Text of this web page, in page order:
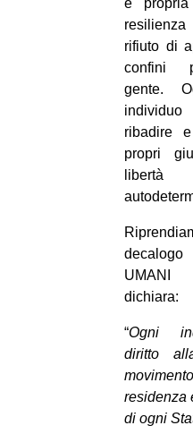
e
rifiuto di
confini
gente.
ribadire
propri
decalogo
dichiara:
“Ogni
diritto
residenza
di ogni